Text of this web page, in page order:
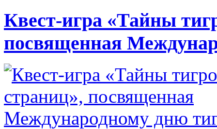
Квест-игра «Тайны
посвященная